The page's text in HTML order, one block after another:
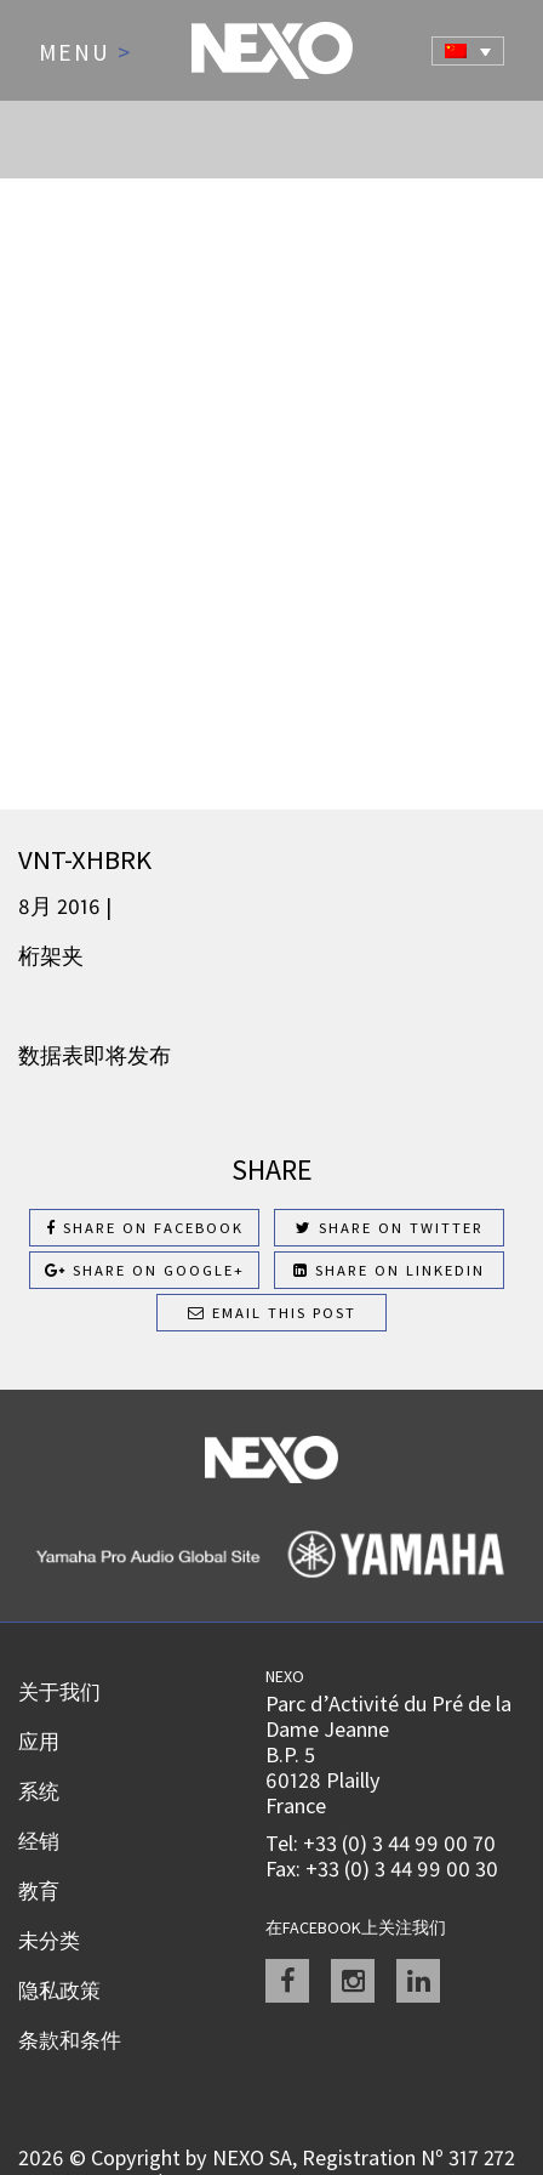
MENU >
VNT-XHBRK
8月 2016 |
桁架夹
数据表即将发布
SHARE
SHARE ON FACEBOOK SHARE ON TWITTER
SHARE ON GOOGLE+ SHARE ON LINKEDIN
EMAIL THIS POST
关于我们
应用
系统
经销
教育
未分类
隐私政策
条款和条件
NEXO
Parc d’Activité du Pré de la
Dame Jeanne
B.P. 5
60128 Plailly
France
Tel: +33 (0) 3 44 99 00 70
Fax: +33 (0) 3 44 99 00 30
在FACEBOOK上关注我们
Facebookinstagramlinkedin
2026 © Copyright by NEXO SA, Registration Nº 317 272